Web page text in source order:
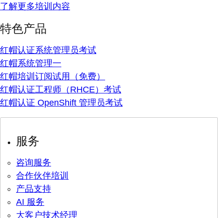
了解更多培训内容
特色产品
红帽认证系统管理员考试
红帽系统管理一
红帽培训订阅试用（免费）
红帽认证工程师（RHCE）考试
红帽认证 OpenShift 管理员考试
服务
咨询服务
合作伙伴培训
产品支持
AI 服务
大客户技术经理